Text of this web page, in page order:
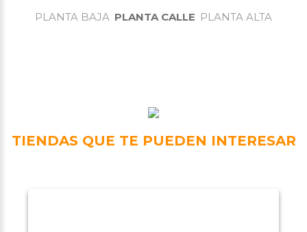
PLANTA BAJA PLANTA CALLE PLANTA ALTA
TIENDAS QUE TE PUEDEN INTERESAR